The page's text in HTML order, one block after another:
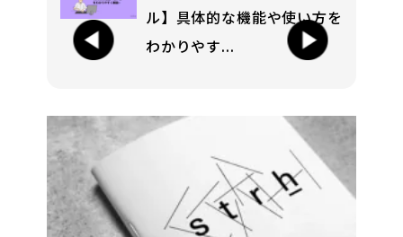
ル】具体的な機能や使い方を
わかりやす...